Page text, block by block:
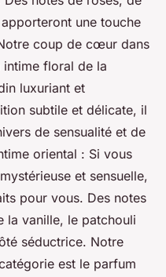
une touche
coup de cœur dans
floral de la
luxuriant et
subtile et délicate, il
de sensualité et de
oriental : Si vous
et sensuelle,
pour vous. Des notes
la vanille, le patchouli
séductrice. Notre
est le parfum